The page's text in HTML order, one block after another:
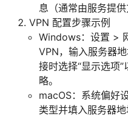
息（通常由服务提供
VPN 配置步骤示例
Windows：设置 >
VPN，输入服务器
接时选择“显示选项
略。
macOS：系统偏好
类型并填入服务器地